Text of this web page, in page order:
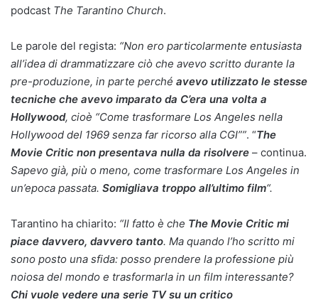
podcast The Tarantino Church.
Le parole del regista: “Non ero particolarmente entusiasta
all’idea di drammatizzare ciò che avevo scritto durante la
pre-produzione, in parte perché avevo utilizzato le stesse
tecniche che avevo imparato da C’era una volta a
Hollywood, cioè “Come trasformare Los Angeles nella
Hollywood del 1969 senza far ricorso alla CGI””. “The
Movie Critic non presentava nulla da risolvere – continua.
Sapevo già, più o meno, come trasformare Los Angeles in
un’epoca passata. Somigliava troppo all’ultimo film“.
Tarantino ha chiarito: “Il fatto è che The Movie Critic mi
piace davvero, davvero tanto. Ma quando l’ho scritto mi
sono posto una sfida: posso prendere la professione più
noiosa del mondo e trasformarla in un film interessante?
Chi vuole vedere una serie TV su un critico